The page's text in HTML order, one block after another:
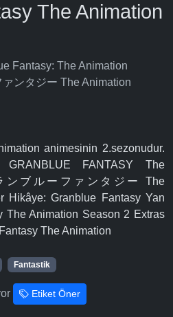
The Animation
Fantasy: The Animation
ンタジー The Animation
animesinin 2.sezonudur.
FANTASY The
ンブルーファンタジー The
Hikâye: Granblue Fantasy Yan
The Animation Season 2 Extras
The Animation
Fantastik
Etiket Öner